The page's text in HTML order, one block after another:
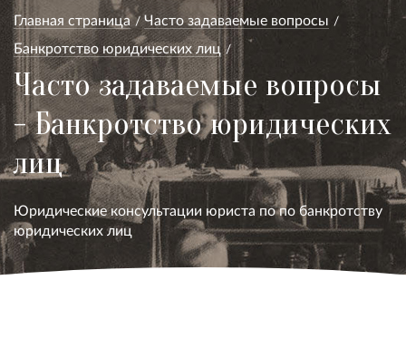
Главная страница
Часто задаваемые вопросы
Банкротство юридических лиц
Часто задаваемые вопросы
- Банкротство юридических
лиц
Юридические консультации юриста по по банкротству
юридических лиц